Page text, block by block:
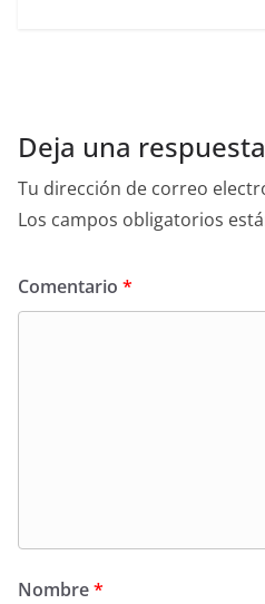
Deja una respuesta
Tu dirección de correo
Los campos obligatorios
Comentario *
Nombre*